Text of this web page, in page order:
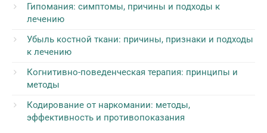
Гипомания: симптомы, причины и подходы к
лечению
Убыль костной ткани: причины, признаки и подходы
к лечению
Когнитивно-поведенческая терапия: принципы и
методы
Кодирование от наркомании: методы,
эффективность и противопоказания